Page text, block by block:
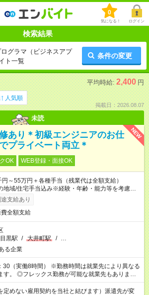
0
気になる！ ログイン
検索結果
グラマ（ビジネスアプ
ト一覧
条件の変更
平均時給: 2,400 円
人気順
掲載日：2026.08.07
未読
NEW
あり＊初級エンジニアのお仕
プライベート両立＊
OK WEB登録・面接OK
～55万円＋各種手当（残業代は全額支給）
地域/住宅手当込み※経験・年齢・能力等を考慮し
します。★同一就業先で1年以上継続したら月1万
支給
支給あり
全額支給
目黒駅 / 大井町駅 / …
る企業
30（実働8時間） ※勤務時間は就業先により異なる
就業先もありま
もさらに働きやすい環境をつくるべく、 働き方
あげて取り組んでいます。
定めない雇用契約を当社と結びます）派遣先が変